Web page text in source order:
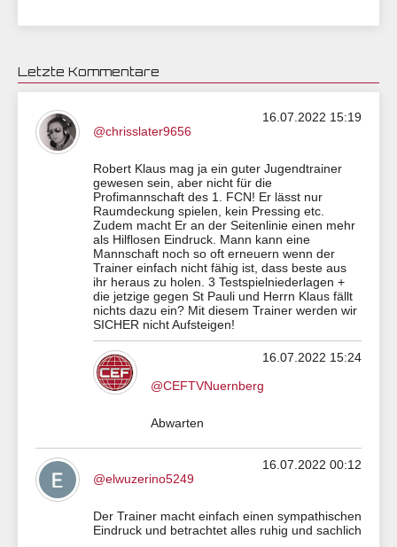
Letzte Kommentare
16.07.2022 15:19
@chrisslater9656
Robert Klaus mag ja ein guter Jugendtrainer
gewesen sein, aber nicht für die
Profimannschaft des 1. FCN! Er lässt nur
Raumdeckung spielen, kein Pressing etc.
Zudem macht Er an der Seitenlinie einen mehr
als Hilflosen Eindruck. Mann kann eine
Mannschaft noch so oft erneuern wenn der
Trainer einfach nicht fähig ist, dass beste aus
ihr heraus zu holen. 3 Testspielniederlagen +
die jetzige gegen St Pauli und Herrn Klaus fällt
nichts dazu ein? Mit diesem Trainer werden wir
SICHER nicht Aufsteigen!
16.07.2022 15:24
@CEFTVNuernberg
Abwarten
16.07.2022 00:12
@elwuzerino5249
Der Trainer macht einfach einen sympathischen
Eindruck und betrachtet alles ruhig und sachlich